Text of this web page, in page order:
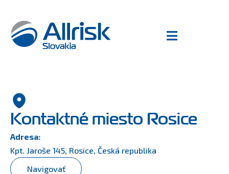
Kontaktné miesto Rosice
Adresa:
Kpt. Jaroše 145, Rosice, Česká republika
Navigovať